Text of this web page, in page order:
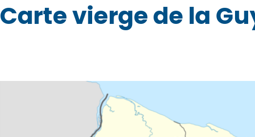
Carte vierge de la